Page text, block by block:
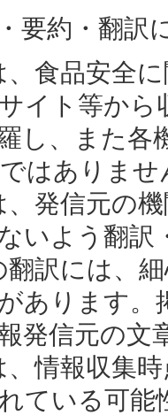
要約・翻訳
食品安全
イト等か
し、また各
はありませ
発信元の
いよう翻訳
訳には、
あります。
発信元の文
情報収集
ている可